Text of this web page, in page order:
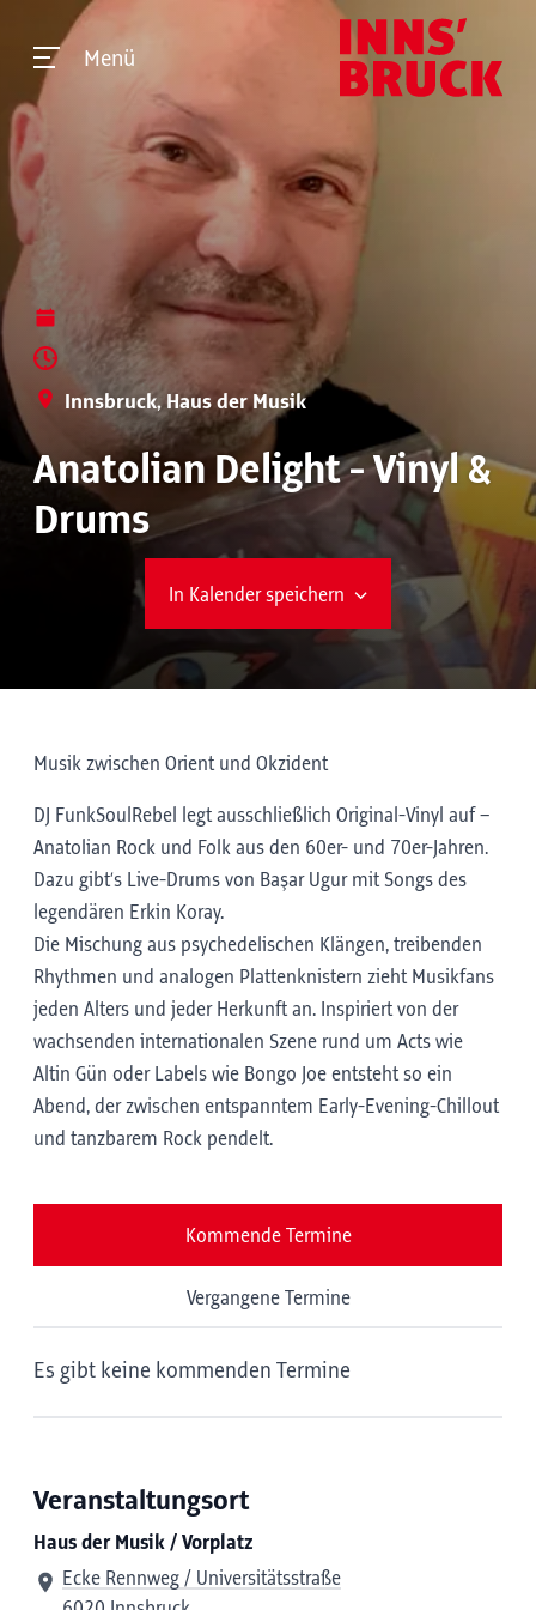
Menü
Innsbruck, Haus der Musik
Anatolian Delight - Vinyl &
Drums
In Kalender speichern
Musik zwischen Orient und Okzident
DJ FunkSoulRebel legt ausschließlich Original-Vinyl auf –
Anatolian Rock und Folk aus den 60er- und 70er-Jahren.
Dazu gibt’s Live-Drums von Başar Ugur mit Songs des
legendären Erkin Koray.
Die Mischung aus psychedelischen Klängen, treibenden
Rhythmen und analogen Plattenknistern zieht Musikfans
jeden Alters und jeder Herkunft an. Inspiriert von der
wachsenden internationalen Szene rund um Acts wie
Altin Gün oder Labels wie Bongo Joe entsteht so ein
Abend, der zwischen entspanntem Early-Evening-Chillout
und tanzbarem Rock pendelt.
Kommende Termine
Vergangene Termine
Es gibt keine kommenden Termine
Veranstaltungsort
Haus der Musik / Vorplatz
Ecke Rennweg / Universitätsstraße